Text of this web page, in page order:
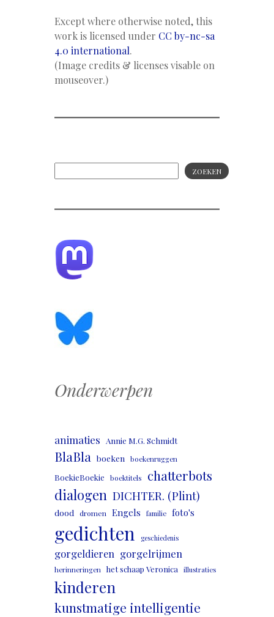
Except where otherwise noted, this
work is licensed under CC by-nc-sa
4.0 international.
(Image credits & licenses visable on
mouseover.)
ZOEKEN
Onderwerpen
animaties Annie M.G. Schmidt
BlaBla boeken boekenruggen
BoekieBoekie boektitels chatterbots
dialogen DICHTER. (Plint)
dood dromen Engels familie foto's
gedichten geschiedenis
gorgeldieren gorgelrijmen
herinneringen het schaap Veronica illustraties
kinderen
kunstmatige intelligentie